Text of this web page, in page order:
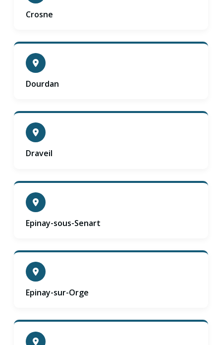
Crosne
Dourdan
Draveil
Epinay-sous-Senart
Epinay-sur-Orge